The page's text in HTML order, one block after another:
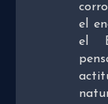
el
el